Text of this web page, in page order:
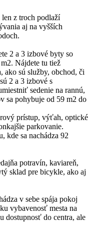
z troch podlaží
aj na vyšších
2 a 3 izbové byty so
Nájdete tu tiež
ako sú služby, obchod, či
2 a 3 izbové s
sedenie na rannú,
sa pohybuje od 59 m2 do
prístup, výťah, optické
parkovanie.
kde sa nachádza 92
potravín, kaviareň,
sklad pre bicykle, ako aj
v sebe spája pokoj
vybavenosť mesta na
dostupnosť do centra, ale